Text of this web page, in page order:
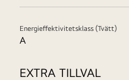
Energieffektivitetsklass (Tvätt)
A
EXTRA TILLVAL